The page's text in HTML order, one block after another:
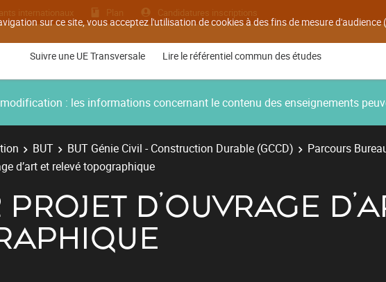
sur ce site, vous acceptez l'utilisation de cookies à des fins de mesure
internationaux Plan Candidatures inscriptions
Suivre une UE Transversale Lire le référentiel commun des études
: les informations concernant le contenu des enseignements
BUT BUT Génie Civil - Construction Durable (GCCD)
Parcours
d’art et relevé topographique
PROJET D’OUVRAGE